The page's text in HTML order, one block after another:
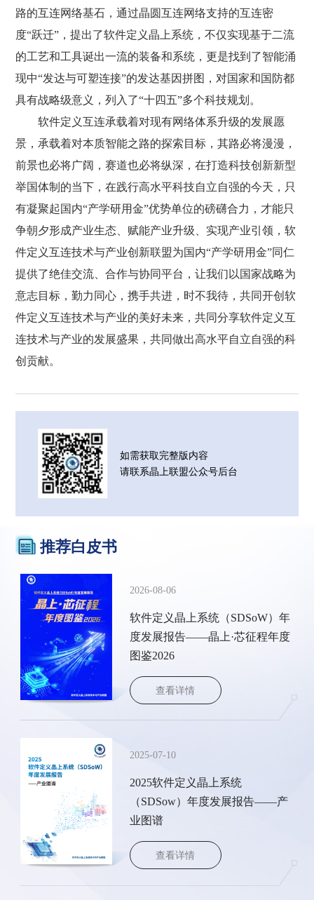
路的互连网络基石，通过晶圆互连网络支持的互连密
度“跃迁”，提出了软件定义晶上系统，不仅实现基于二流
的工艺和工具诞出一流的装备和系统，更是找到了智能涌
现中“发达与可塑连接”的发达基因拼图，对国家和国防都
具有战略级意义，列入了“十四五”多个科技规划。
软件定义互连承载着对现有网络体系升级的发展愿
景，承载着对本质智能之路的探索目标，其路必将漫漫，
前景也必将广阔，赛道也必将纵深，在打造科技创新新型
举国体制的当下，在践行高水平科技自立自强的今天，只
有凝聚起国内“产学研用金”优势单位的磅礴合力，才能只
争朝夕形成产业生态、赋能产业升级、实现产业引领，软
件定义互连技术与产业创新联盟为国内“产学研用金”同仁
提供了绝佳交流、合作与协同平台，让我们以国家战略为
意志目标，勤力同心，携手共进，时不我待，共同开创软
件定义互连技术与产业的美好未来，共同分享软件定义互
连技术与产业的发展盛果，共同做出高水平自立自强的科
创贡献。
如需获取完整版内容
请联系晶上联盟公众号后台
推荐白皮书
2026-08-06
软件定义晶上系统（SDSoW）年
度发展报告——晶上·芯征程年度
图鉴2026
查看详情
查看详情
2025-07-10
2025软件定义晶上系统
（SDSow）年度发展报告——产
业图谱
查看详情